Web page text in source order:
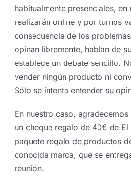
habitualmente presenciales, en
realizarán online y por turnos
consecuencia de los
opinan libremente, hablan de
establece un debate sencillo.
vender ningún producto ni
Sólo se intenta entender su
En nuestro caso,
un cheque regalo de 40€ de El
paquete regalo de productos
conocida marca, que se
reunión.